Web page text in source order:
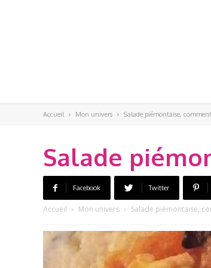
Accueil Mon univers Salade piémontaise,
Salade
Facebook Twitter
Accueil Mon univers Salade piémontaise,